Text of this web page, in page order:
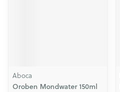
Aboca
Oroben Mondwater 150ml